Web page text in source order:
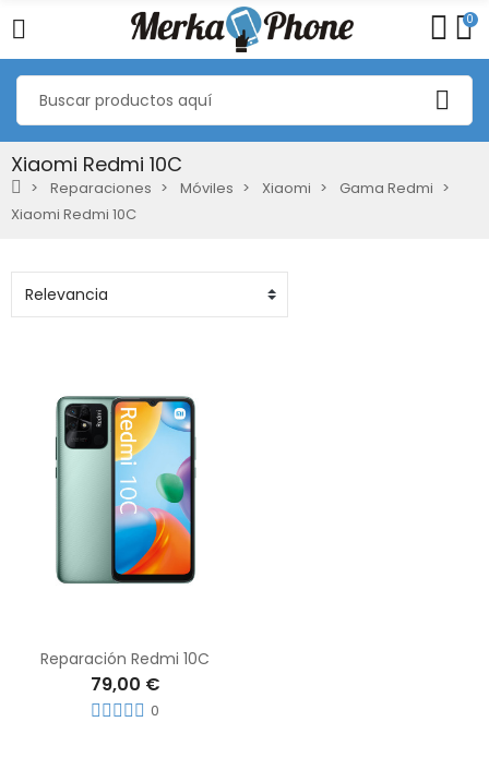
0
Xiaomi Redmi 10C
Reparaciones Móviles Xiaomi
Gama Redmi
Xiaomi Redmi 10C
Reparación Redmi 10C
79,00 €
0